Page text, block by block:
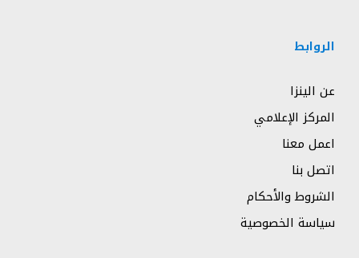
الروابط
عن الينزا
المركز الإعلامي
اعمل معنا
اتصل بنا
الشروط والأحكام
سياسة الخصوصية